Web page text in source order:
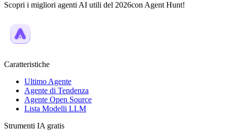
Scopri i migliori agenti AI utili del 2026con Agent Hunt!
Caratteristiche
Ultimo Agente
Agente di Tendenza
Agente Open Source
Lista Modelli LLM
Strumenti IA gratis